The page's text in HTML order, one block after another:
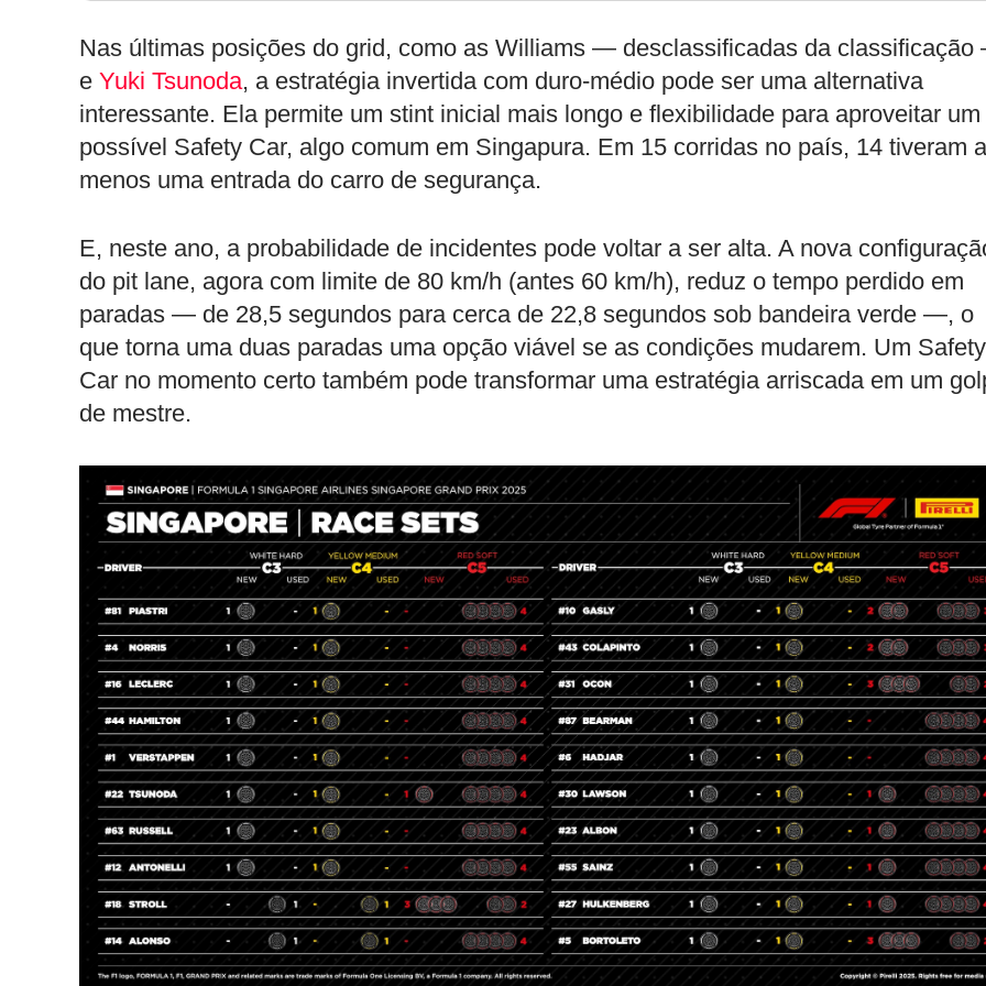
Nas últimas posições do grid, como as Williams — desclassificadas da
e Yuki Tsunoda, a estratégia invertida com duro-médio pode ser uma alternativa
interessante. Ela permite um stint inicial mais longo e flexibilidade para aproveitar um
possível Safety Car, algo comum em Singapura. Em 15 corridas no país, 14 tiveram
menos uma entrada do carro de segurança.
E, neste ano, a probabilidade de incidentes pode voltar a ser alta. A nova
do pit lane, agora com limite de 80 km/h (antes 60 km/h), reduz o tempo perdido em
paradas — de 28,5 segundos para cerca de 22,8 segundos sob bandeira verde —, o
que torna uma duas paradas uma opção viável se as condições mudarem. Um Safety
Car no momento certo também pode transformar uma estratégia arriscada em um
de mestre.